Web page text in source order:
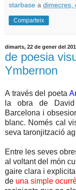
starbase a dimecres,
Comparteix
dimarts, 22 de gener del
de poesia
Ymbernon
A través del poeta
la obra de
Barcelona i
blanc. Només cal
seva taronjització
Entre les seves
al voltant del món
gaire clara i
de una simple